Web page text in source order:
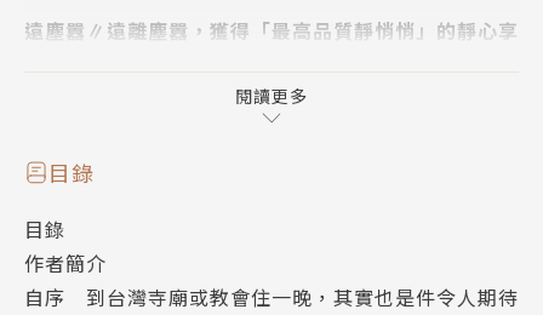
遠塵囂∥遠離塵囂，獲得「最高品質靜悄悄」的靜心享
出城不遠，就能進駐保佑《包青天》等明星成名的廟宇
花500元就能住到套房、有免費小吃還能俯瞰大台中夜
由鋼鐵人、變形金剛等電影英雄鎮守的關公廟，有3D
彩繪地景還能免費住宿？
閱讀更多
目錄
目錄
作者簡介
自序 到台灣寺廟或教會住一晚，其實也是件令人期待